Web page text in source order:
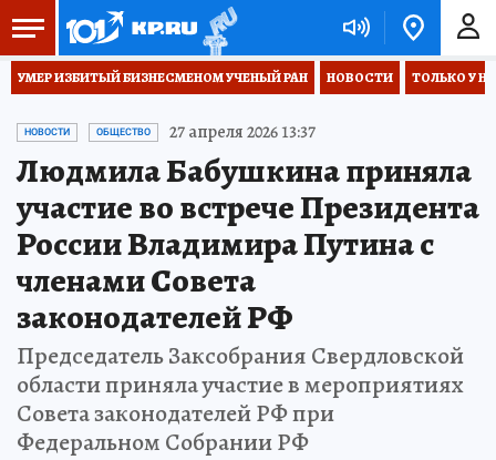
УМЕР ИЗБИТЫЙ БИЗНЕСМЕНОМ УЧЕНЫЙ РАН НОВОСТИ ТОЛЬКО У
НОВОСТИ ОБЩЕСТВО 27 апреля 2026 13:37
Людмила Бабушкина приняла
участие во встрече Президента
России Владимира Путина с
членами Совета
законодателей РФ
Председатель Заксобрания Свердловской
области приняла участие в мероприятиях
Совета законодателей РФ при
Федеральном Собрании РФ